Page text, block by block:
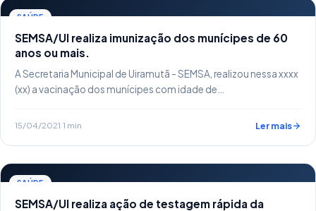
SAÚDE
SEMSA/UI realiza imunização dos munícipes de 60
anos ou mais.
A Secretaria Municipal de Uiramutã - SEMSA, realizou nessa xxxx
(xx) a vacinação dos munícipes com idade de…
15/04/2021·1 min Ler mais
SAÚDE
SEMSA/UI realiza ação de testagem rápida da